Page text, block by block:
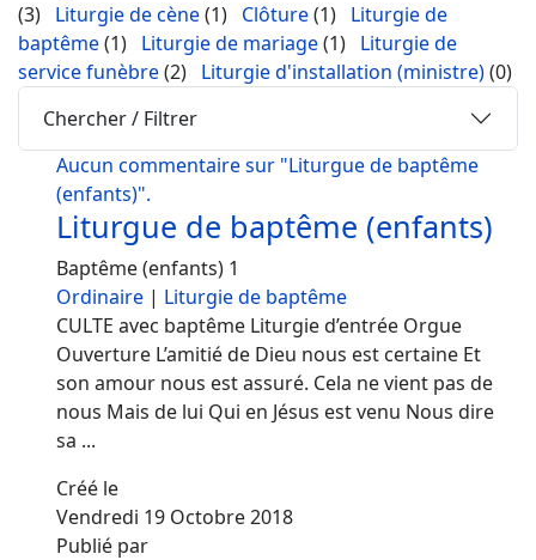
(3) Liturgie de cène(1) Clôture(1) Liturgie de
baptême(1) Liturgie de mariage(1) Liturgie de
service funèbre(2) Liturgie d'installation (ministre)(0)
Chercher / Filtrer
Aucun commentaire sur "Liturgue de baptême
(enfants)".
Liturgue de baptême (enfants)
Baptême (enfants) 1
Ordinaire | Liturgie de baptême
CULTE avec baptême Liturgie d’entrée Orgue
Ouverture L’amitié de Dieu nous est certaine Et
son amour nous est assuré. Cela ne vient pas de
nous Mais de lui Qui en Jésus est venu Nous dire
sa ...
Créé le
Vendredi 19 Octobre 2018
Publié par